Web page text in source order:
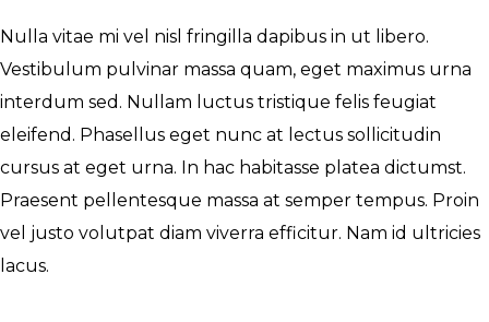
Nulla vitae mi vel nisl fringilla dapibus in ut libero.
Vestibulum pulvinar massa quam, eget maximus urna
interdum sed. Nullam luctus tristique felis feugiat
eleifend. Phasellus eget nunc at lectus sollicitudin
cursus at eget urna. In hac habitasse platea dictumst.
Praesent pellentesque massa at semper tempus. Proin
vel justo volutpat diam viverra efficitur. Nam id ultricies
lacus.